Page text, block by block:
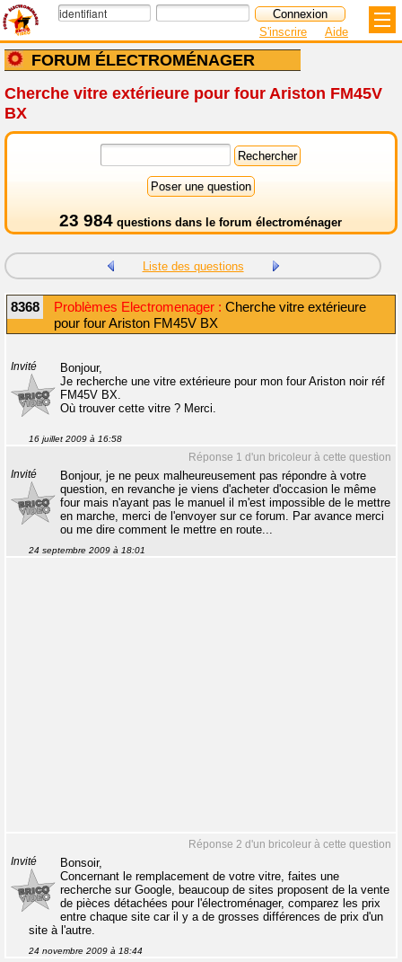
FORUM ÉLECTROMÉNAGER
S'inscrire Aide
Cherche vitre extérieure pour four Ariston FM45V
BX
23 984 questions dans le forum électroménager
Liste des questions
8368 Problèmes Electromenager : Cherche vitre extérieure
pour four Ariston FM45V BX
Invité
Bonjour,
Je recherche une vitre extérieure pour mon four Ariston noir réf
FM45V BX.
Où trouver cette vitre ? Merci.
16 juillet 2009 à 16:58
Réponse 1 d'un bricoleur à cette question
Invité
Bonjour, je ne peux malheureusement pas répondre à votre
question, en revanche je viens d'acheter d'occasion le même
four mais n'ayant pas le manuel il m'est impossible de le mettre
en marche, merci de l'envoyer sur ce forum. Par avance merci
ou me dire comment le mettre en route...
24 septembre 2009 à 18:01
Réponse 2 d'un bricoleur à cette question
Invité
Bonsoir,
Concernant le remplacement de votre vitre, faites une
recherche sur Google, beaucoup de sites proposent de la vente
de pièces détachées pour l'électroménager, comparez les prix
entre chaque site car il y a de grosses différences de prix d'un
site à l'autre.
24 novembre 2009 à 18:44